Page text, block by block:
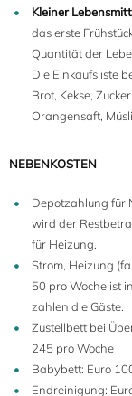
Kleiner
das erste
Quantität der
Die Einkaufsliste
Brot, Kekse,
Orangensaft,
NEBENKOSTEN
Depotzahlung für
wird der
für Heizung.
Strom, Heizung
50 pro Woche ist
zahlen die Gäste.
Zustellbett bei
245 pro Woche
Babybett: Euro
Endreinigung: